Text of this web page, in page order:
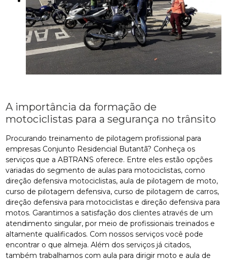
A importância da formação de
motociclistas para a segurança no trânsito
Procurando treinamento de pilotagem profissional para
empresas Conjunto Residencial Butantã? Conheça os
serviços que a ABTRANS oferece. Entre eles estão opções
variadas do segmento de aulas para motociclistas, como
direção defensiva motociclistas, aula de pilotagem de moto,
curso de pilotagem defensiva, curso de pilotagem de carros,
direção defensiva para motociclistas e direção defensiva para
motos. Garantimos a satisfação dos clientes através de um
atendimento singular, por meio de profissionais treinados e
altamente qualificados. Com nossos serviços você pode
encontrar o que almeja. Além dos serviços já citados,
também trabalhamos com aula para dirigir moto e aula de